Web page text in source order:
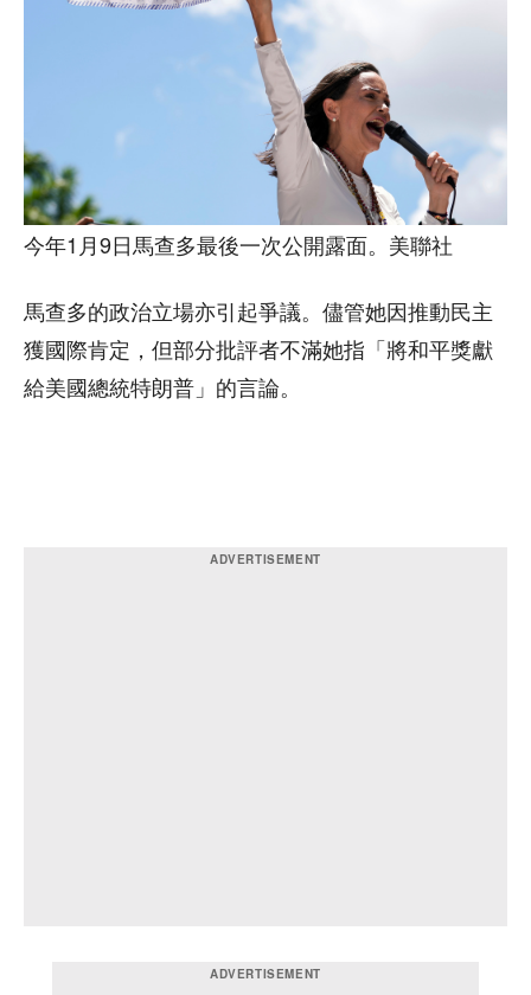
今年1月9日馬查多最後一次公開露面。美聯社
馬查多的政治立場亦引起爭議。儘管她因推動民主
獲國際肯定，但部分批評者不滿她指「將和平獎獻
給美國總統特朗普」的言論。